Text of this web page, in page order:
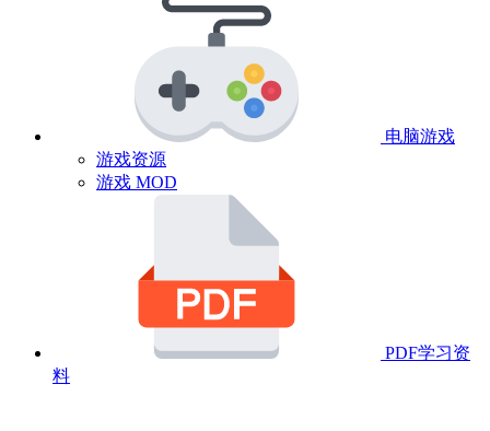
电脑游戏
游戏资源
游戏 MOD
PDF学习资
料